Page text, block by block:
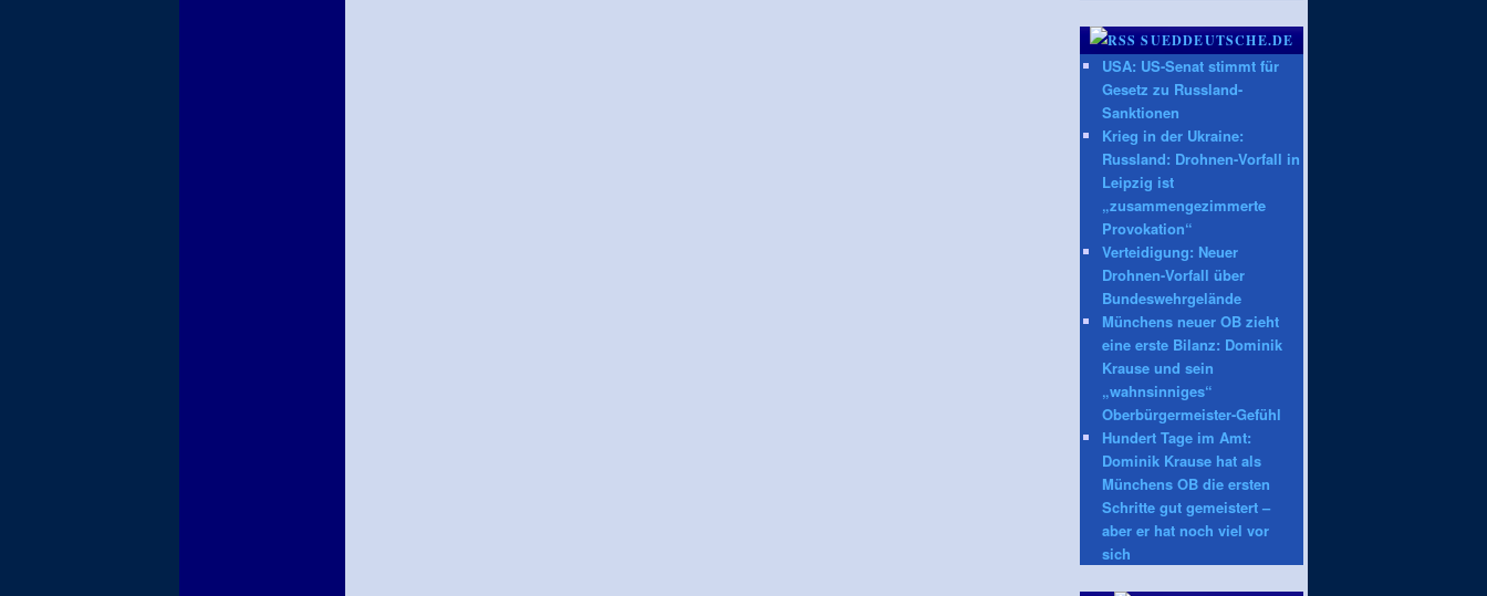
SUEDDEUTSCHE.DE
USA: US-Senat stimmt für
Gesetz zu Russland-
Sanktionen
Krieg in der Ukraine:
Russland: Drohnen-Vorfall in
Leipzig ist
„zusammengezimmerte
Provokation“
Verteidigung: Neuer
Drohnen-Vorfall über
Bundeswehrgelände
Münchens neuer OB zieht
eine erste Bilanz: Dominik
Krause und sein
„wahnsinniges“
Oberbürgermeister-Gefühl
Hundert Tage im Amt:
Dominik Krause hat als
Münchens OB die ersten
Schritte gut gemeistert –
aber er hat noch viel vor
sich